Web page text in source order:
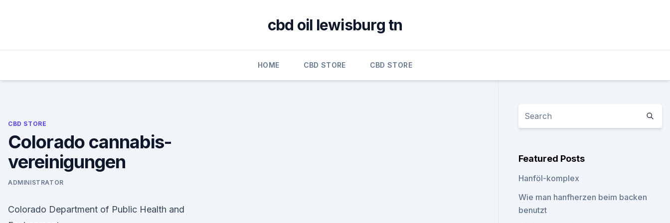
cbd oil lewisburg tn
HOME CBD STORE CBD STORE
CBD STORE
Colorado cannabis-
vereinigungen
ADMINISTRATOR
Colorado Department of Public Health and
Featured Posts
Hanföl-komplex
Wie man hanfherzen beim backen
benutzt